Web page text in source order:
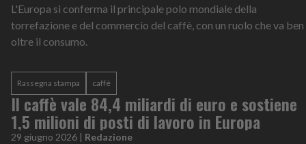
L'Europa si conferma il principale polo mondiale della
torrefazione e del commercio del caffè, con un ruolo che va ben
oltre il consumo.
Rassegna stampa caffè
Il caffè vale 84,4 miliardi di euro e sostiene
1,5 milioni di posti di lavoro in Europa
29 giugno 2026 | Redazione